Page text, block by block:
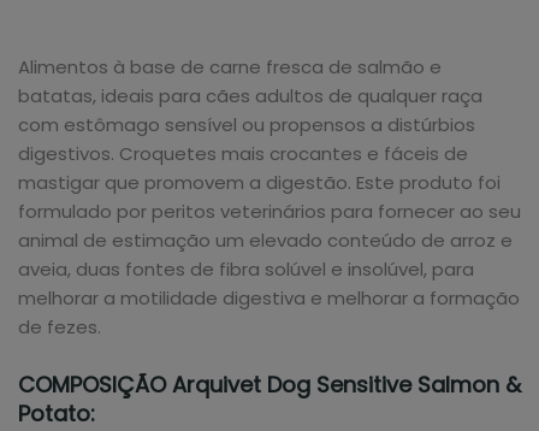
Alimentos à base de carne fresca de salmão e
batatas, ideais para cães adultos de qualquer raça
com estômago sensível ou propensos a distúrbios
digestivos. Croquetes mais crocantes e fáceis de
mastigar que promovem a digestão. Este produto foi
formulado por peritos veterinários para fornecer ao seu
animal de estimação um elevado conteúdo de arroz e
aveia, duas fontes de fibra solúvel e insolúvel, para
melhorar a motilidade digestiva e melhorar a formação
de fezes.
COMPOSIÇÃO Arquivet Dog Sensitive Salmon &
Potato: